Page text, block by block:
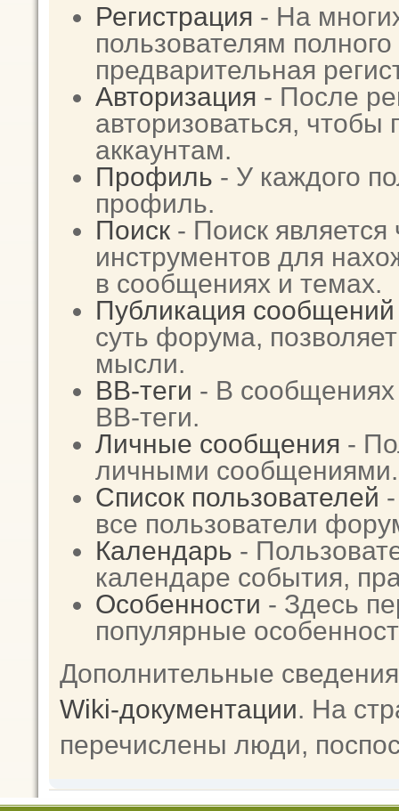
Регистрация - На
пользователям
предварительная
Авторизация - После
авторизоваться, чтобы
аккаунтам.
Профиль - У каждого
профиль.
Поиск - Поиск
инструментов для
в сообщениях и темах.
Публикация сообщений
суть форума,
мысли.
BB-теги - В
BB-теги.
Личные сообщения -
личными сообщениями.
Список пользователей
все пользователи
Календарь -
календаре события,
Особенности - Здесь
популярные
Дополнительные
Wiki-документации. На
перечислены люди,